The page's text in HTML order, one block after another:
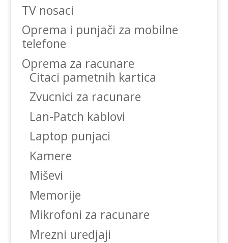
TV nosaci
Oprema i punjači za mobilne
telefone
Oprema za racunare
Citaci pametnih kartica
Zvucnici za racunare
Lan-Patch kablovi
Laptop punjaci
Kamere
Miševi
Memorije
Mikrofoni za racunare
Mrezni uredjaji